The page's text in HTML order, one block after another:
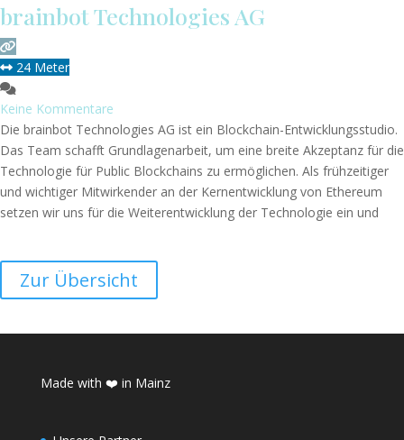
brainbot Technologies AG
24 Meter
Keine Kommentare
Die brainbot Technologies AG ist ein Blockchain-Entwicklungsstudio.
Das Team schafft Grundlagenarbeit, um eine breite Akzeptanz für die
Technologie für Public Blockchains zu ermöglichen. Als frühzeitiger
und wichtiger Mitwirkender an der Kernentwicklung von Ethereum
setzen wir uns für die Weiterentwicklung der Technologie ein und
Zur Übersicht
Made with ❤️ in Mainz